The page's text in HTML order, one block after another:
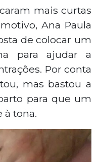
mais curtas
Ana Paula
de colocar um
para ajudar a
Por conta
mas bastou a
para que um
tona.